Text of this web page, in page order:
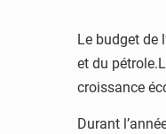
Le budget de
et du
croissance
Durant